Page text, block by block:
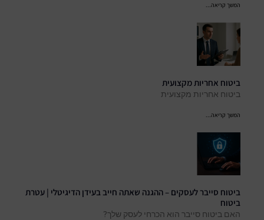
המשך קריאה...
ביטוח אחריות מקצועית
ביטוח אחריות מקצועית
המשך קריאה...
ביטוח סייבר לעסקים – ההגנה שאתה חייב בעידן הדיגיטלי | עטרת
ביטוח
האם ביטוח סייבר הוא הכרחי לעסק שלך?